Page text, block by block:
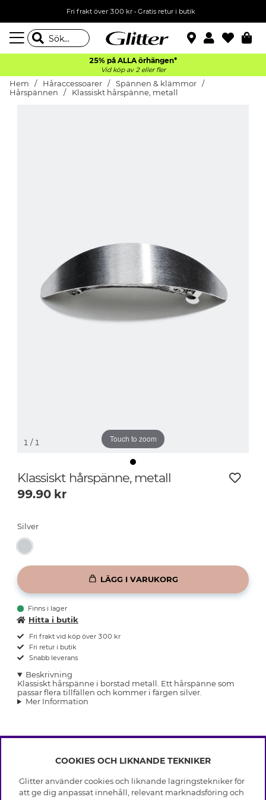
Fri frakt över 300 kr• Gratis retur i butik
25% på ALLA örhängen*
Vid köp av 2 eller fler
Hem Håraccessoarer
Spännen & klämmor
Hårspännen
Klassiskt hårspänne, metall
Touch to zoom
1 / 1
Klassiskt hårspänne, metall
99.90 kr
Silver
LÄGG I VARUKORG
Finns i lager
Hitta i butik
Fri frakt vid köp över 300 kr
Fri retur i butik
Snabb leverans
Beskrivning
Klassiskt hårspänne i borstad metall. Ett hårspänne som
passar flera tillfällen och kommer i färgen silver.
Mer Information
INFO
Leverans
Villkor
OM GLITTER
COOKIES OCH LIKNANDE TEKNIKER
Glitter använder cookies och liknande lagringstekniker för
att ge dig anpassat innehåll, relevant marknadsföring och